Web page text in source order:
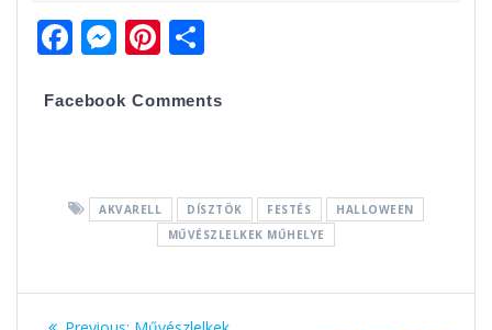
F
e
o
M
ss
g
Pi
er za
g
Facebook Comments
AKVARELL DÍSZTÖK FESTÉS
HALLOWEEN
MŰVÉSZLELKEK MŰHELYE
Bejegyzés